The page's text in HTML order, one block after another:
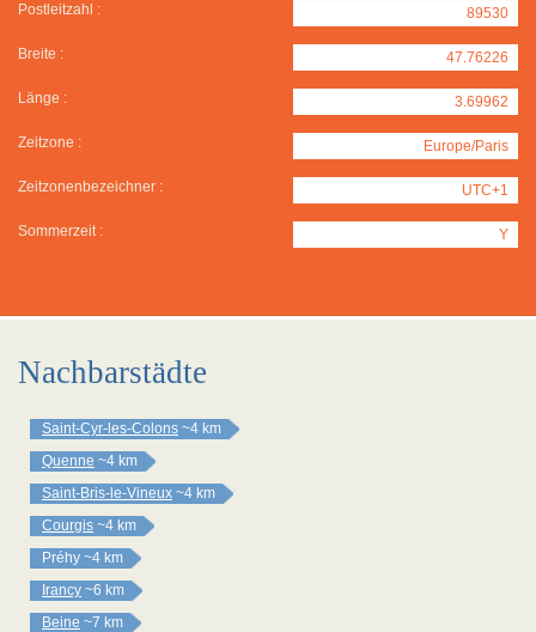
Postleitzahl : 89530
Breite : 47.76226
Länge : 3.69962
Zeitzone : Europe/Paris
Zeitzonenbezeichner : UTC+1
Sommerzeit : Y
Nachbarstädte
Saint-Cyr-les-Colons ~4 km
Quenne ~4 km
Saint-Bris-le-Vineux ~4 km
Courgis ~4 km
Préhy ~4 km
Irancy ~6 km
Beine ~7 km